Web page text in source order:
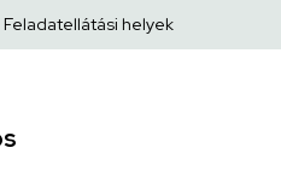
Feladatellátási helyek